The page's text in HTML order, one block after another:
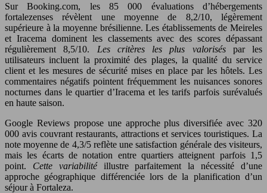
Sur Booking.com, les 85 000 évaluations d’hébergements
fortalezenses révèlent une moyenne de 8,2/10, légèrement
supérieure à la moyenne brésilienne. Les établissements de Meireles
et Iracema dominent les classements avec des scores dépassant
régulièrement 8,5/10. Les critères les plus valoriséspar les
utilisateurs incluent la proximité des plages, la qualité du service
client et les mesures de sécurité mises en place par les hôtels. Les
commentaires négatifs pointent fréquemment les nuisances sonores
nocturnes dans le quartier d’Iracema et les tarifs parfois surévalués
en haute saison.
Google Reviews propose une approche plus diversifiée avec 320
000 avis couvrant restaurants, attractions et services touristiques. La
note moyenne de 4,3/5 reflète une satisfaction générale des visiteurs,
mais les écarts de notation entre quartiers atteignent parfois 1,5
point. Cette variabilitéillustre parfaitement la nécessité d’une
approche géographique différenciée lors de la planification d’un
séjour à Fortaleza.